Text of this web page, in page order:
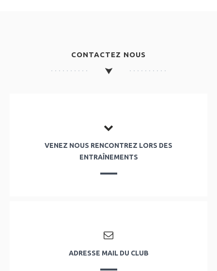
CONTACTEZ NOUS
VENEZ NOUS RENCONTREZ LORS DES
ENTRAÎNEMENTS
ADRESSE MAIL DU CLUB